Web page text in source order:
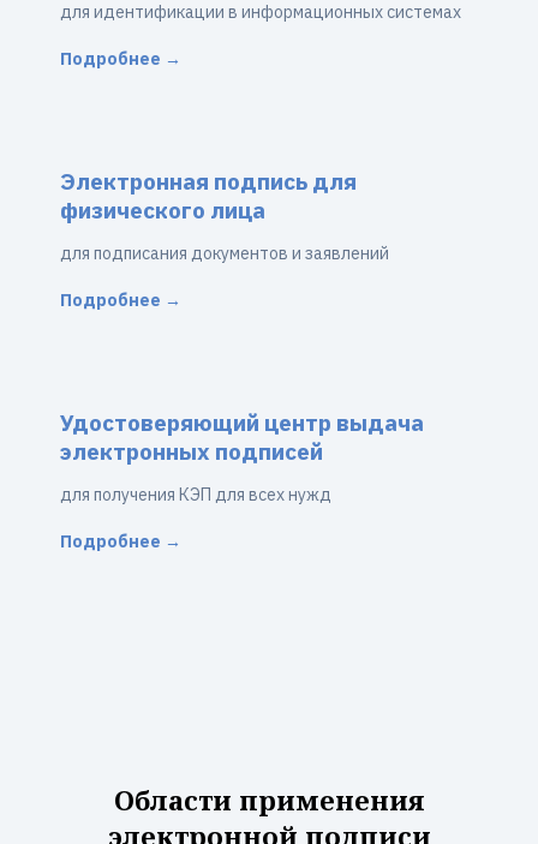
для идентификации в информационных системах
Подробнее →
Электронная подпись для
физического лица
для подписания документов и заявлений
Подробнее →
Удостоверяющий центр выдача
электронных подписей
для получения КЭП для всех нужд
Подробнее →
Области применения
электронной подписи